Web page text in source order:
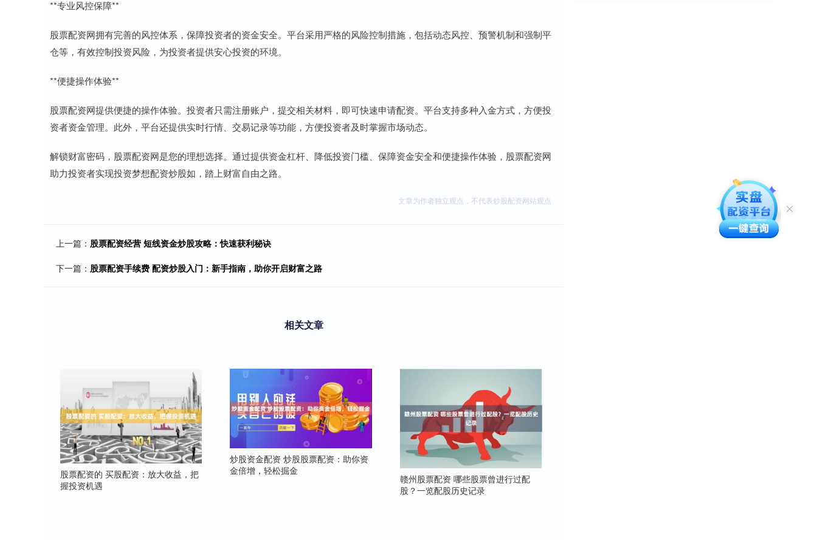
**专业风控保障**
股票配资网拥有完善的风控体系，保障投资者的资金安全。平台采用严格的风险控制措施，包括动态风控、预警机制和强制平
仓等，有效控制投资风险，为投资者提供安心投资的环境。
**便捷操作体验**
股票配资网提供便捷的操作体验。投资者只需注册账户，提交相关材料，即可快速申请配资。平台支持多种入金方式，方便投
资者资金管理。此外，平台还提供实时行情、交易记录等功能，方便投资者及时掌握市场动态。
解锁财富密码，股票配资网是您的理想选择。通过提供资金杠杆、降低投资门槛、保障资金安全和便捷操作体验，股票配资网
助力投资者实现投资梦想配资炒股如，踏上财富自由之路。
文章为作者独立观点，不代表炒股配资网站观点
上一篇： 股票配资经营 短线资金炒股攻略：快速获利秘诀
下一篇： 股票配资手续费 配资炒股入门：新手指南，助你开启财富之路
相关文章
股票配资的 买股配资：放大收益，把
握投资机遇
炒股资金配资 炒股股票配资：助你资
金倍增，轻松掘金
赣州股票配资 哪些股票曾进行过配
股？一览配股历史记录